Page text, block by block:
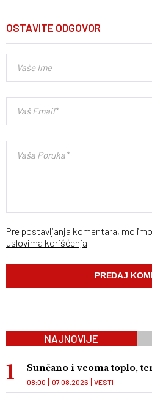
OSTAVITE ODGOVOR
Pre postavljanja komentara,
uslovima korišćenja
NAJNOVIJE
Sunčano i veoma toplo,
VESTI
08:00 07.08.2026